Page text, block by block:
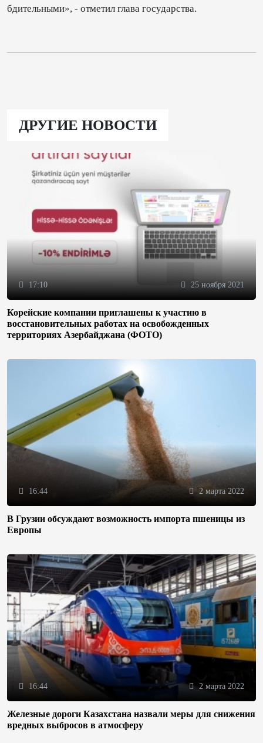
бдительными», - отметил глава государства.
ДРУГИЕ НОВОСТИ
17:10 25 ноября 2021
Корейские компании приглашены к участию в
восстановительных работах на освобожденных
территориях Азербайджана (ФОТО)
16:44 2 марта 2022
В Грузии обсуждают возможность импорта пшеницы из
Европы
16:44 2 марта 2022
Железные дороги Казахстана назвали меры для снижения
вредных выбросов в атмосферу